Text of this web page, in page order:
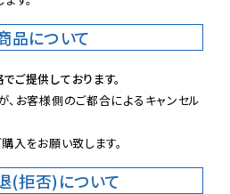
品について
提供しております。
お客様側のご都合によるキャンセル
入をお願い致します。
(拒否)について